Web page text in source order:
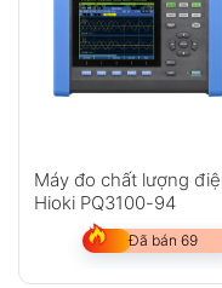
Máy đo chất lượng
Hioki PQ3100-94
Đã bán 69